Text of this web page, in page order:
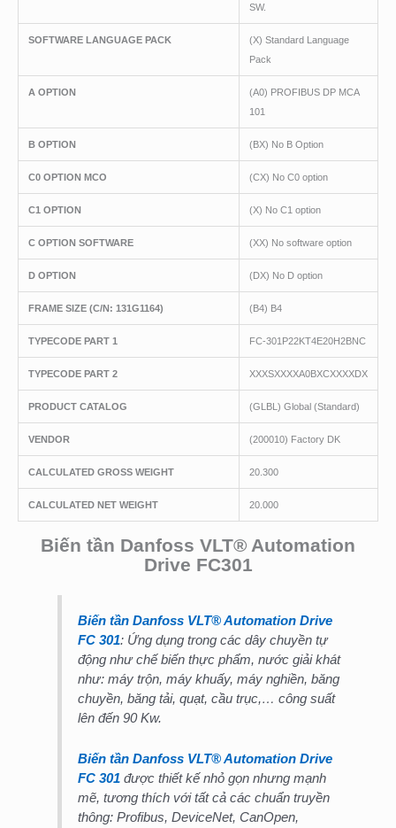
SW.
SOFTWARE LANGUAGE PACK
(X) Standard Language
Pack
A OPTION
(A0) PROFIBUS DP MCA
101
B OPTION (BX) No B Option
C0 OPTION MCO (CX) No C0 option
C1 OPTION (X) No C1 option
C OPTION SOFTWARE (XX) No software option
D OPTION (DX) No D option
FRAME SIZE (C/N: 131G1164) (B4) B4
TYPECODE PART 1 FC-301P22KT4E20H2BNC
TYPECODE PART 2 XXXSXXXXA0BXCXXXXDX
PRODUCT CATALOG (GLBL) Global (Standard)
VENDOR (200010) Factory DK
CALCULATED GROSS WEIGHT 20.300
CALCULATED NET WEIGHT 20.000
Biến tần Danfoss VLT® Automation
Drive FC301
Biến tần Danfoss VLT® Automation Drive
FC 301: Ứng dụng trong các dây chuyền tự
động như chế biến thực phẩm, nước giải khát
như: máy trộn, máy khuấy, máy nghiền, băng
chuyền, băng tải, quạt, cầu trục,… công suất
lên đến 90 Kw.
Biến tần Danfoss VLT® Automation Drive
FC 301 được thiết kế nhỏ gọn nhưng mạnh
mẽ, tương thích với tất cả các chuẩn truyền
thông: Profibus, DeviceNet, CanOpen,